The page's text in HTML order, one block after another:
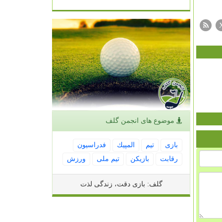
موضوع های انجمن گلف
بازی تیم المپیك
فدراسیون
رقابت
بازیكن تیم ملی ورزش
گلف: بازی دقت، زندگی لذت